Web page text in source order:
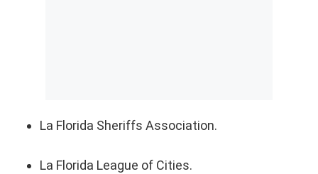
La Florida Sheriffs Association.
La Florida League of Cities.